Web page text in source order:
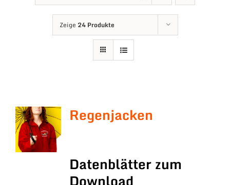
Zeige 24 Produkte
Regenjacken
Datenblätter zum
Download